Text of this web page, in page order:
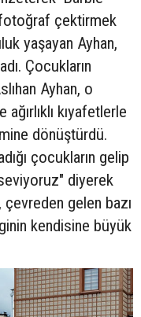
çektirmek
yaşayan Ayhan,
Çocukların
Ayhan, o
kıyafetlerle
dönüştürdü.
çocukların gelip
diyerek
gelen bazı
kendisine büyük